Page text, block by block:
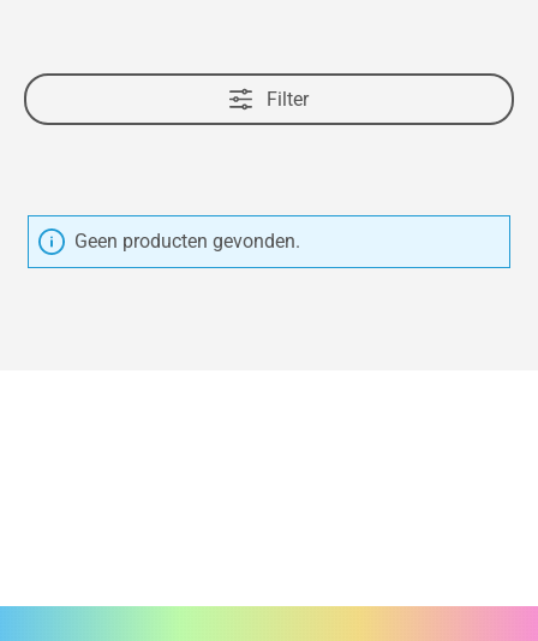
Filter
Geen producten gevonden.